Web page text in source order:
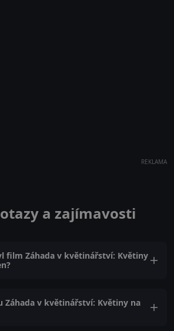
REKLAMA
a zajímavosti
film Záhada v květinářství: Květiny
Záhada v květinářství: Květiny na